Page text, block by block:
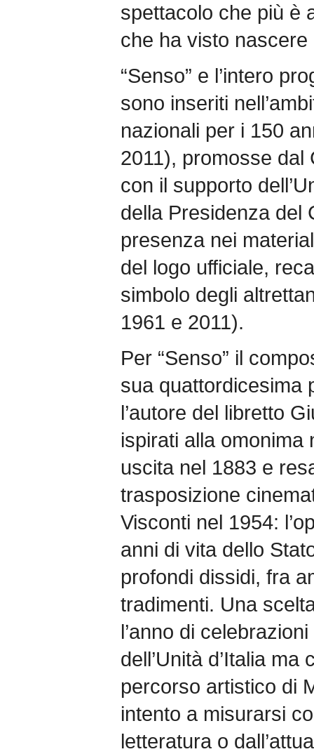
spettacolo che più è
che ha visto nascere
“Senso” e l’intero
sono inseriti
nazionali per i 150
2011), promosse dal
con il supporto
della Presidenza del
presenza nei
del logo ufficiale,
simbolo degli
1961 e 2011).
Per “Senso” il
sua quattordicesima
l’autore del libretto
ispirati alla omonima
uscita nel 1883 e
trasposizione
Visconti nel 1954:
anni di vita dello
profondi dissidi, fra
tradimenti. Una
l’anno di
dell’Unità d’Italia
percorso artistico di
intento a misurarsi
letteratura o